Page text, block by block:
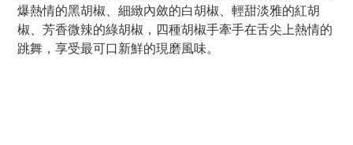
爆熱情的黑胡椒、細緻內斂的白胡椒、輕甜淡雅的紅胡
椒、芳香微辣的綠胡椒，四種胡椒手牽手在舌尖上熱情的
跳舞，享受最可口新鮮的現磨風味。